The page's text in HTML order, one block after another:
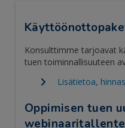
Konsulttimme tarjoavat
tuen toiminnallisuuteen
Lisätietoa,
Oppimisen tuen